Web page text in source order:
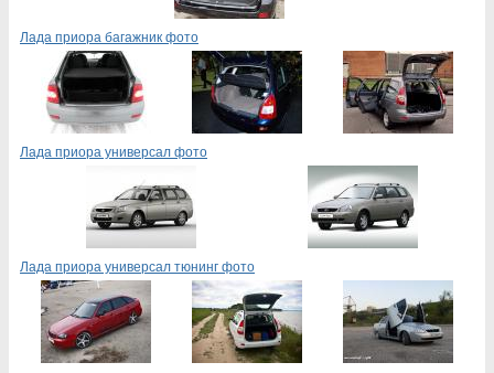
Лада приора багажник фото
Лада приора универсал фото
Лада приора универсал тюнинг фото